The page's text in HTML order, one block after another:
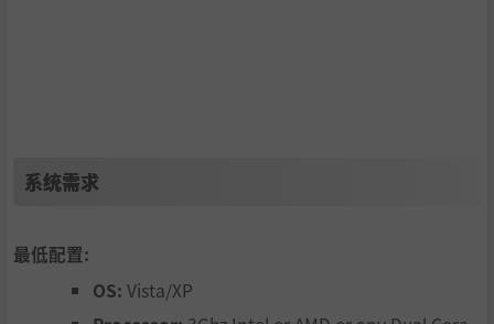
系统需求
最低配置:
OS: Vista/XP